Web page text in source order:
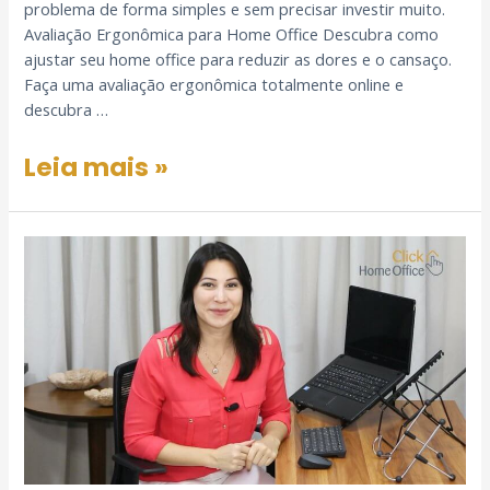
problema de forma simples e sem precisar investir muito.
Avaliação Ergonômica para Home Office Descubra como
ajustar seu home office para reduzir as dores e o cansaço.
Faça uma avaliação ergonômica totalmente online e
descubra …
Leia mais »